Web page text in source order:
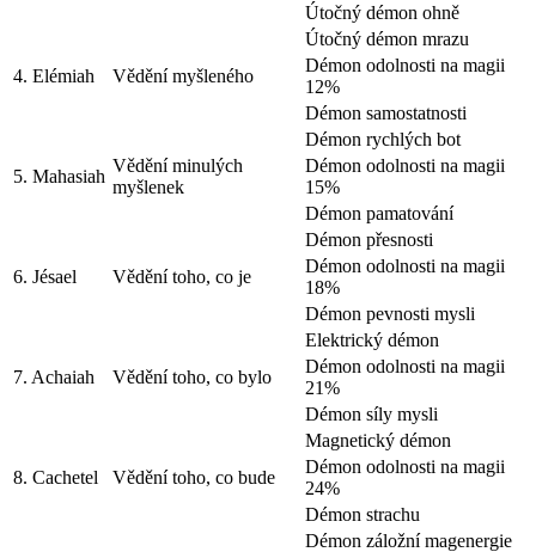
Útočný démon ohně
Útočný démon mrazu
4. Elémiah
Vědění myšleného
Démon odolnosti na magii
12%
Démon samostatnosti
Démon rychlých bot
5. Mahasiah
Vědění minulých
myšlenek
Démon odolnosti na magii
15%
Démon pamatování
Démon přesnosti
6. Jésael
Vědění toho, co je
Démon odolnosti na magii
18%
Démon pevnosti mysli
Elektrický démon
7. Achaiah
Vědění toho, co bylo
Démon odolnosti na magii
21%
Démon síly mysli
Magnetický démon
8. Cachetel
Vědění toho, co bude
Démon odolnosti na magii
24%
Démon strachu
Démon záložní magenergie